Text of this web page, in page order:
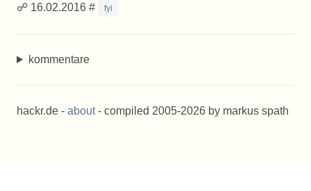
☍ 16.02.2016 # fyi
kommentare
hackr.de - about- compiled 2005-2026 by markus spath